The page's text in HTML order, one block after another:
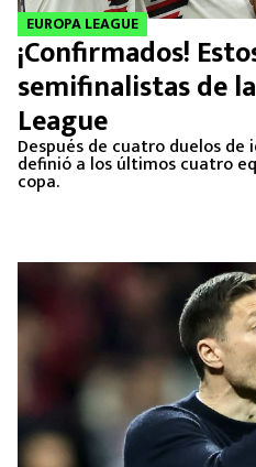
EUROPA LEAGUE
¡Confirmados!
semifinalistas de
League
Después de cuatro duelos de
definió a los últimos cuatro
copa.